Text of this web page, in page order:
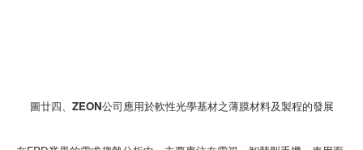
圖廿四、ZEON公司應用於軟性光學基材之薄膜材料及製程的發展